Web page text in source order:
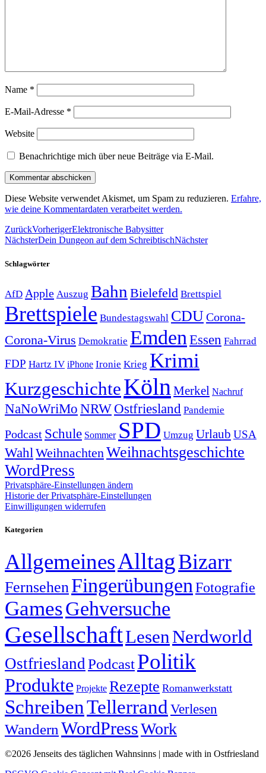
Name *
E-Mail-Adresse *
Website
Benachrichtige mich über neue Beiträge via E-Mail.
Diese Website verwendet Akismet, um Spam zu reduzieren. Erfahre,
wie deine Kommentardaten verarbeitet werden.
ZurückVorherigerElektronische Babysitter
NächsterDein Dungeon auf dem SchreibtischNächster
Schlagwörter
AfD Apple Auszug Bahn Bielefeld Brettspiel
Brettspiele Bundestagswahl CDUCorona-
Corona-Virus Demokratie Emden Essen Fahrrad
FDP Hartz IV iPhone Ironie Krieg Krimi
KurzgeschichteKöln Merkel Nachruf
NaNoWriMo NRWOstfriesland Pandemie
Podcast Schule Sommer SPD Umzug Urlaub USA
Wahl Weihnachten Weihnachtsgeschichte
WordPress
Privatsphäre-Einstellungen ändern
Historie der Privatsphäre-Einstellungen
Einwilligungen widerrufen
Kategorien
AllgemeinesAlltagBizarr
FernsehenFingerübungen Fotografie
GamesGehversuche
GesellschaftLesenNerdworld
OstfrieslandPodcastPolitik
Produkte Projekte Rezepte Romanwerkstatt
SchreibenTellerrand Verlesen
Wandern WordPressWork
©2026 Jenseits des täglichen Wahnsinns | made with in Ostfriesland